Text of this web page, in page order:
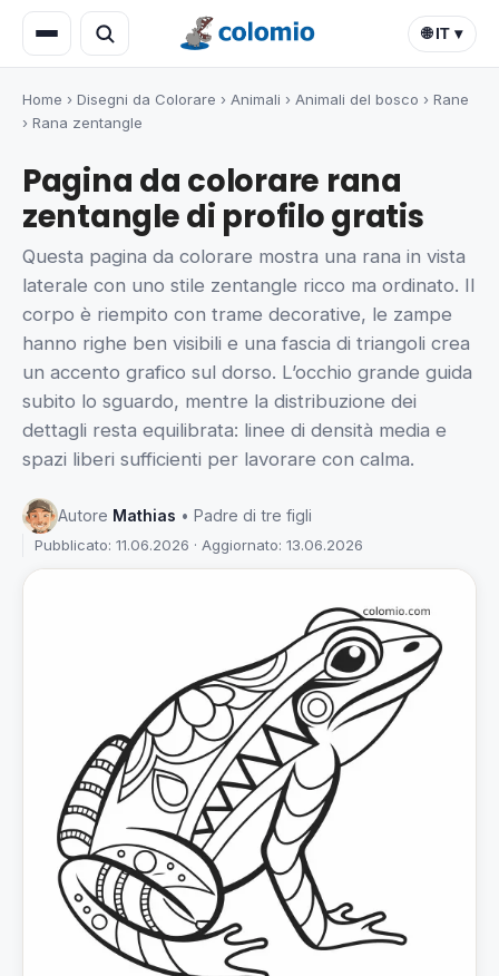
🌐 IT ▾
Home › Disegni da Colorare › Animali › Animali del bosco › Rane
› Rana zentangle
Pagina da colorare rana
zentangle di profilo gratis
Questa pagina da colorare mostra una rana in vista
laterale con uno stile zentangle ricco ma ordinato. Il
corpo è riempito con trame decorative, le zampe
hanno righe ben visibili e una fascia di triangoli crea
un accento grafico sul dorso. L’occhio grande guida
subito lo sguardo, mentre la distribuzione dei
dettagli resta equilibrata: linee di densità media e
spazi liberi sufficienti per lavorare con calma.
Autore Mathias • Padre di tre figli
Pubblicato: 11.06.2026 · Aggiornato: 13.06.2026